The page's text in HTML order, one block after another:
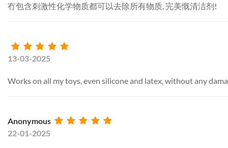
冇包含刺激性化学物质都可以去除所有物质, 完美慨清洁剂!
13-03-2025
Works on all my toys, even silicone and latex, without any
Anonymous
22-01-2025